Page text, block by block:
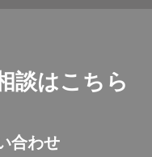
談はこちら
合わせ